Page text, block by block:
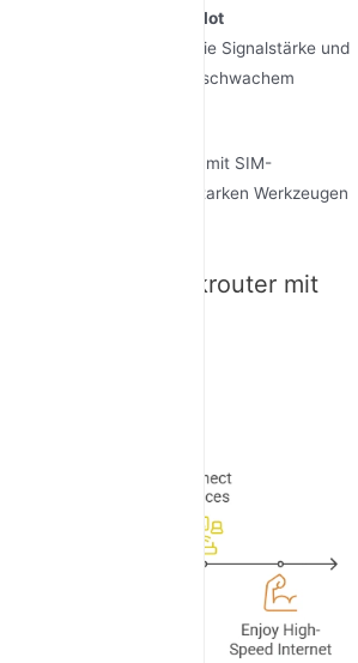
5G-Modem mit SIM-Slot
: Verbessert die Signalstärke und
in Gebieten mit schwachem
5G-Mobilfunkrouter mit SIM-
und leistungsstarken Werkzeugen
ein 5G-Mobilfunkrouter mit